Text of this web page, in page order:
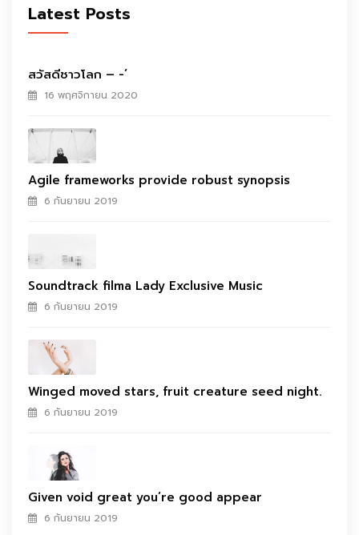
Latest Posts
สวัสดีชาวโลก – -‘
16 พฤศจิกายน 2020
Agile frameworks provide robust synopsis
6 กันยายน 2019
Soundtrack filma Lady Exclusive Music
6 กันยายน 2019
Winged moved stars, fruit creature seed night.
6 กันยายน 2019
Given void great you’re good appear
6 กันยายน 2019